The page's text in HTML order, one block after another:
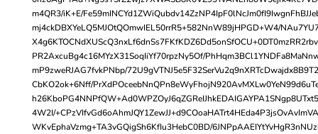
m4QR3/iK+E/
mj4ckDBXYeLQ5MJOtQOmwIEL50rrR5+582NnW89jHPGD+W4/
PR2AxcuBg4c16MYzX31SoqIiYf70rpzNy5Of/
mP9zweRJAG7fvkPNbp/
CbKO2ok+6Nff/
4W2I/
WKvEphaVzmg+TA3vGQigSh6KfIu3HebC0BD/